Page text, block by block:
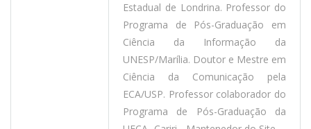
Estadual de Londrina. Professor do
Programa de Pós-Graduação em
Ciência da Informação da
UNESP/Marília. Doutor e Mestre em
Ciência da Comunicação pela
ECA/USP. Professor colaborador do
Programa de Pós-Graduação da